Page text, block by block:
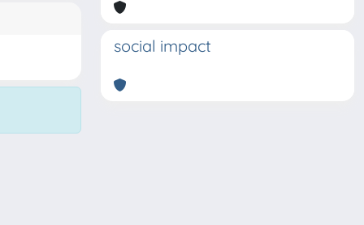
social impact